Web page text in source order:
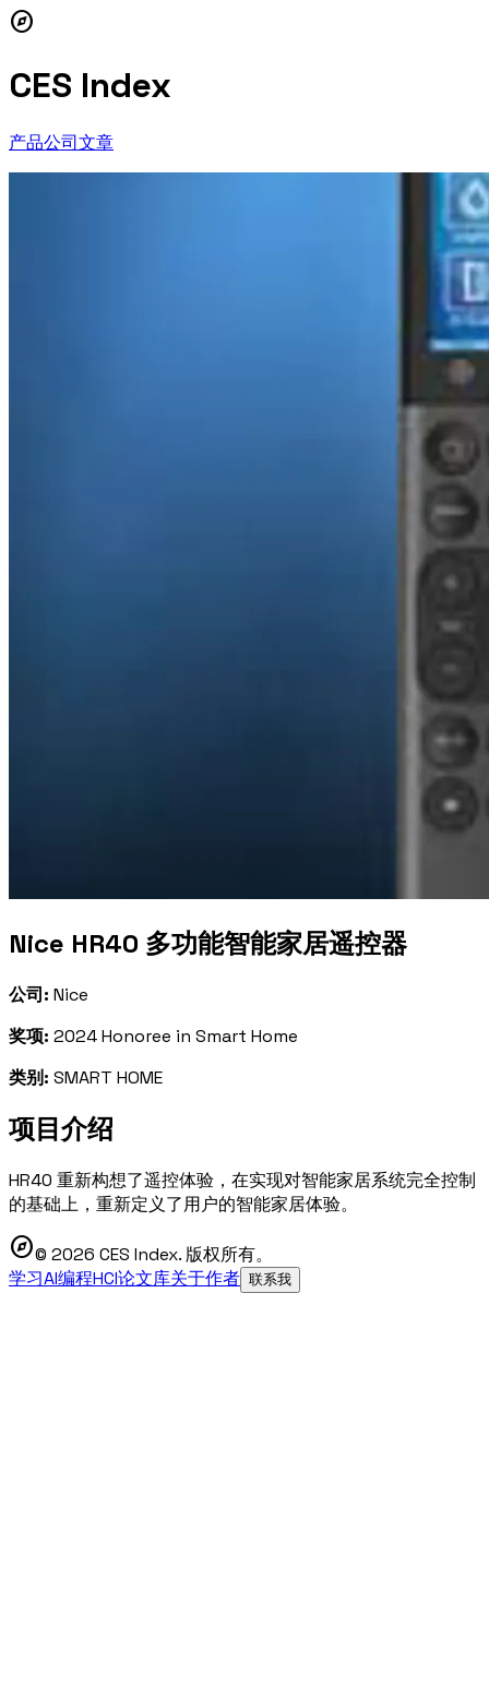
explore
CES Index
产品公司文章
Nice HR40 多功能智能家居遥控器
公司: Nice
奖项: 2024 Honoree in Smart Home
类别: SMART HOME
项目介绍
HR40 重新构想了遥控体验，在实现对智能家居系统完全控制
的基础上，重新定义了用户的智能家居体验。
explore© 2026 CES Index. 版权所有。
学习AI编程HCI论文库关于作者 联系我